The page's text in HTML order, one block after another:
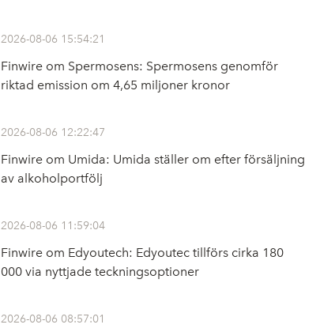
2026-08-06 15:54:21
Finwire om Spermosens: Spermosens genomför
riktad emission om 4,65 miljoner kronor
2026-08-06 12:22:47
Finwire om Umida: Umida ställer om efter försäljning
av alkoholportfölj
2026-08-06 11:59:04
Finwire om Edyoutech: Edyoutec tillförs cirka 180
000 via nyttjade teckningsoptioner
2026-08-06 08:57:01